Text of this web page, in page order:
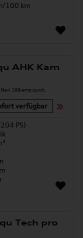
100 km
AHK Kam
verfügbar
PS)
Tech pro